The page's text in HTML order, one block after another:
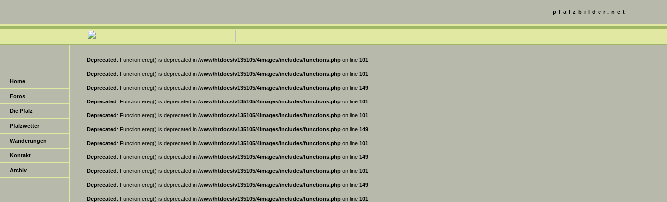
Home
Fotos
Die Pfalz
Pfalzwetter
Wanderungen
Kontakt
Archiv
pfalzbilder.net
Deprecated: Function ereg() is deprecated in /www/htdocs/v135105/4images/includes/functions.php on line 101
Deprecated: Function ereg() is deprecated in /www/htdocs/v135105/4images/includes/functions.php on line 101
Deprecated: Function ereg() is deprecated in /www/htdocs/v135105/4images/includes/functions.php on line 149
Deprecated: Function ereg() is deprecated in /www/htdocs/v135105/4images/includes/functions.php on line 101
Deprecated: Function ereg() is deprecated in /www/htdocs/v135105/4images/includes/functions.php on line 101
Deprecated: Function ereg() is deprecated in /www/htdocs/v135105/4images/includes/functions.php on line 149
Deprecated: Function ereg() is deprecated in /www/htdocs/v135105/4images/includes/functions.php on line 101
Deprecated: Function ereg() is deprecated in /www/htdocs/v135105/4images/includes/functions.php on line 149
Deprecated: Function ereg() is deprecated in /www/htdocs/v135105/4images/includes/functions.php on line 101
Deprecated: Function ereg() is deprecated in /www/htdocs/v135105/4images/includes/functions.php on line 149
Deprecated: Function ereg() is deprecated in /www/htdocs/v135105/4images/includes/functions.php on line 101